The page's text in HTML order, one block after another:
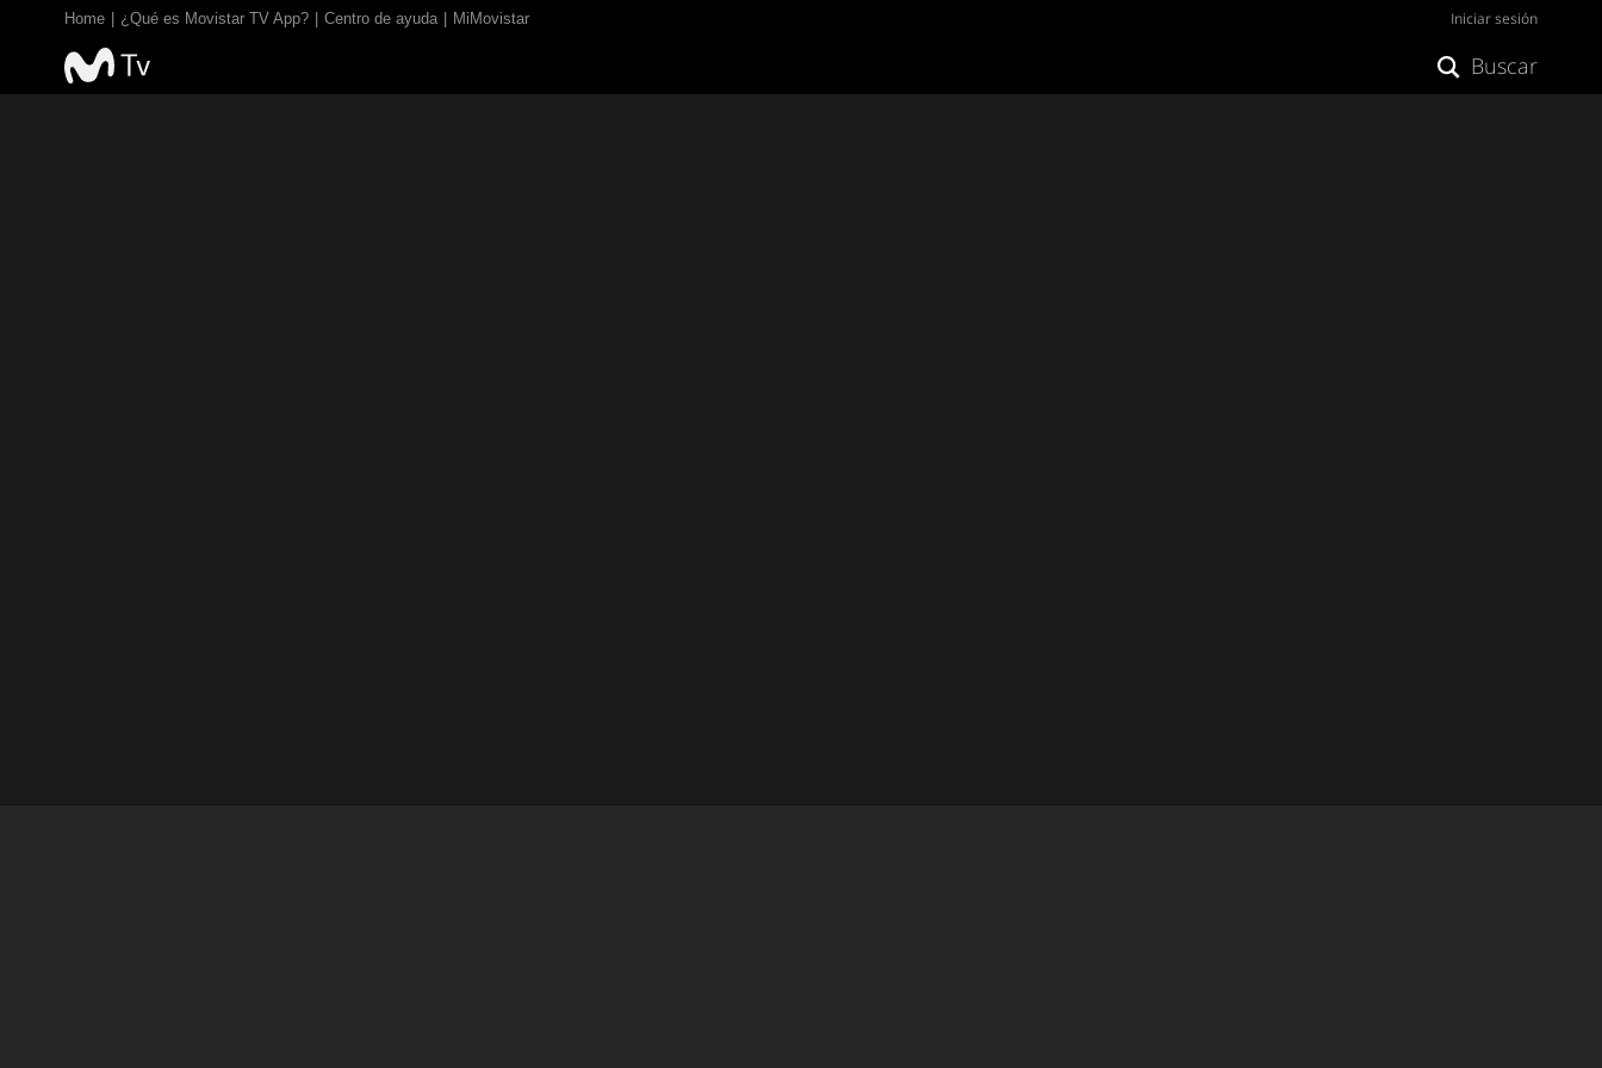
Home ¿Qué es Movistar TV App? Centro de ayuda MiMovistar Iniciar sesión
Buscar